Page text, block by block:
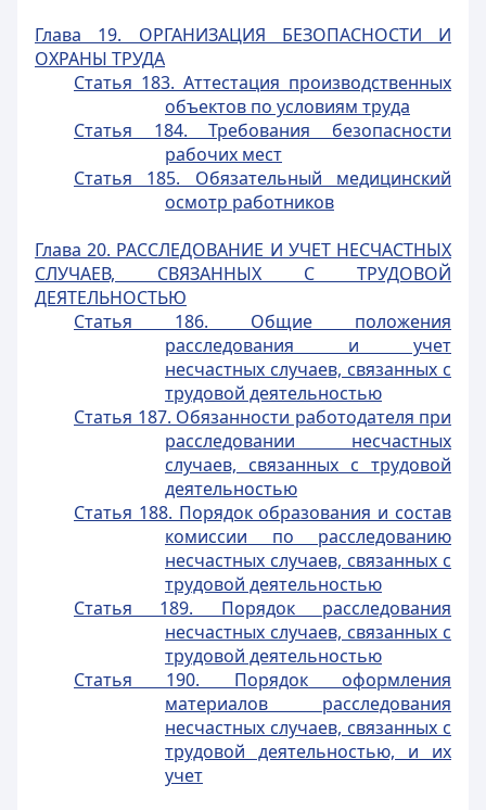
Глава 19. ОРГАНИЗАЦИЯ БЕЗОПАСНОСТИ И
ОХРАНЫ ТРУДА
Статья 183. Аттестация производственных
объектов по условиям труда
Статья 184. Требования безопасности
рабочих мест
Статья 185. Обязательный медицинский
осмотр работников
Глава 20. РАССЛЕДОВАНИЕ И УЧЕТ НЕСЧАСТНЫХ
СЛУЧАЕВ, СВЯЗАННЫХ С ТРУДОВОЙ
ДЕЯТЕЛЬНОСТЬЮ
Статья 186. Общие положения
расследования и учет
несчастных случаев, связанных с
трудовой деятельностью
Статья 187. Обязанности работодателя при
расследовании несчастных
случаев, связанных с трудовой
деятельностью
Статья 188. Порядок образования и состав
комиссии по расследованию
несчастных случаев, связанных с
трудовой деятельностью
Статья 189. Порядок расследования
несчастных случаев, связанных с
трудовой деятельностью
Статья 190. Порядок оформления
материалов расследования
несчастных случаев, связанных с
трудовой деятельностью, и их
учет